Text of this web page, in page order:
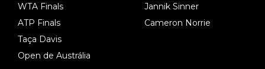
WTA Finals
ATP Finals
Taça Davis
Open de Austrália
Jannik Sinner
Cameron Norrie